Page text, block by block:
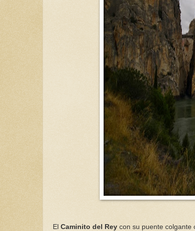
El Caminito del Rey con su puente colgante